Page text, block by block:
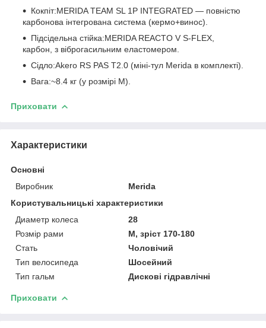
Кокпіт:MERIDA TEAM SL 1P INTEGRATED — повністю
карбонова інтегрована система (кермо+винос).
Підсідельна стійка:MERIDA REACTO V S-FLEX,
карбон, з віброгасильним еластомером.
Сідло:Akero RS PAS T2.0 (міні-тул Merida в комплекті).
Вага:~8.4 кг (у розмірі M).
Приховати
Характеристики
Основні
Виробник
Merida
Користувальницькі характеристики
Диаметр колеса
28
Розмір рами
M, зріст 170-180
Стать
Чоловічий
Тип велосипеда
Шосейний
Тип гальм
Дискові гідравлічні
Приховати